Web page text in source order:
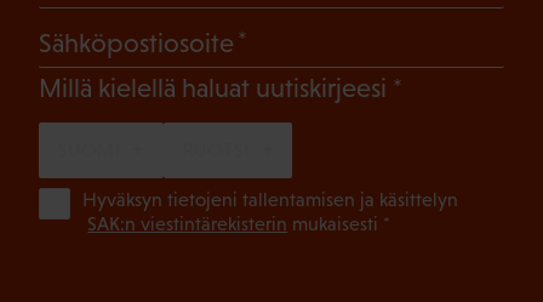
Sähköpostiosoite
Millä kielellä haluat uutiskirjeesi (Pakollinen)
Hyväksyn tietojeni tallentamisen ja käsittelyn
SAK:n viestintärekisterin mukaisesti *